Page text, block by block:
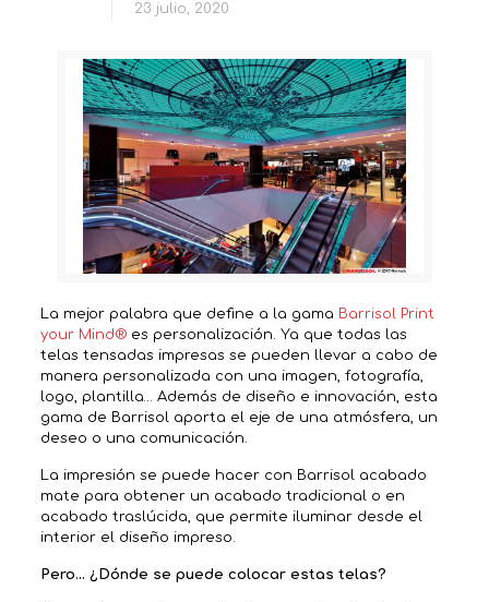
23 julio, 2020
La mejor palabra que define a la gama Barrisol Print
your Mind®es personalización. Ya que todas las
telas tensadas impresas se pueden llevar a cabo de
manera personalizada con una imagen, fotografía,
logo, plantilla… Además de diseño e innovación, esta
gama de Barrisol aporta el eje de una atmósfera, un
deseo o una comunicación.
La impresión se puede hacer con Barrisol acabado
mate para obtener un acabado tradicional o en
acabado traslúcida, que permite iluminar desde el
interior el diseño impreso.
Pero… ¿Dónde se puede colocar estas telas?